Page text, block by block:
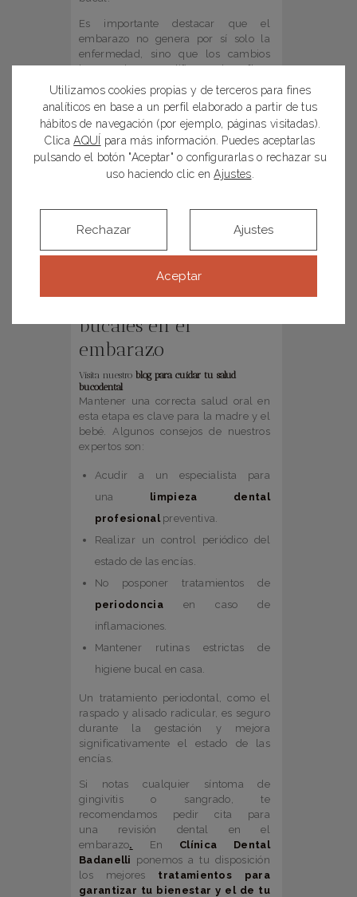
Es importante destacar que el
embarazo no genera por sí solo la
enfermedad, sino que los cambios
hormonales modifican la flora
bacteriana, agravando patologías
preexistentes. Una
periodontitis
avanzada puede dañar los tejidos que
soportan los dientes, provocando
incluso su pérdida.
La SEPA advierte que una salud
Consejospara
complicaciones
bucales en el
embarazo
Visita nuestro blog para cuidar tu salud
bucodental
Mantener una correcta salud oral en
esta etapa es clave para la madre y el
bebé. Algunos consejos de nuestros
expertos son:
Acudir a un especialista para
una limpieza dental
profesional preventiva.
Realizar un control periódico del
estado de las encías.
No posponer tratamientos de
periodonciaen caso de
inflamaciones.
Mantener rutinas estrictas de
higiene bucal en casa.
Un tratamiento periodontal, como el
raspado y alisado radicular, es seguro
durante la gestación y mejora
significativamente el estado de las
encías.
Si notas cualquier síntoma de
gingivitis o sangrado, te
recomendamos pedir cita para
una revisión dental en el
embarazo. En Clínica Dental
Badanelli ponemos a tu disposición
los mejores tratamientos para
garantizar tu bienestar y el de tu
Utilizamos cookies propias y de terceros para fines
analíticos en base a un perfil elaborado a partir de tus
hábitos de navegación (por ejemplo, páginas visitadas).
ClicaAQUÍ
para más información. Puedes aceptarlas
pulsando el botón "Aceptar" o configurarlas o rechazar su
uso haciendo clic enAjustes
Aceptar
Rechazar Ajustes